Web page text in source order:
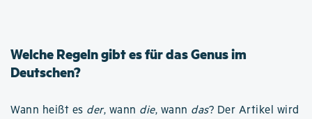
Welche Regeln gibt es für das Genus im
Deutschen?
Wann heißt es der, wann die, wann das? Der Artikel wird